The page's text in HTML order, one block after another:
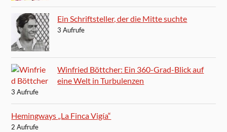
Ein Schriftsteller, der die Mitte suchte
3 Aufrufe
Winfried Böttcher: Ein 360-Grad-Blick auf
eine Welt in Turbulenzen
3 Aufrufe
Hemingways „La Finca Vigía“
2 Aufrufe